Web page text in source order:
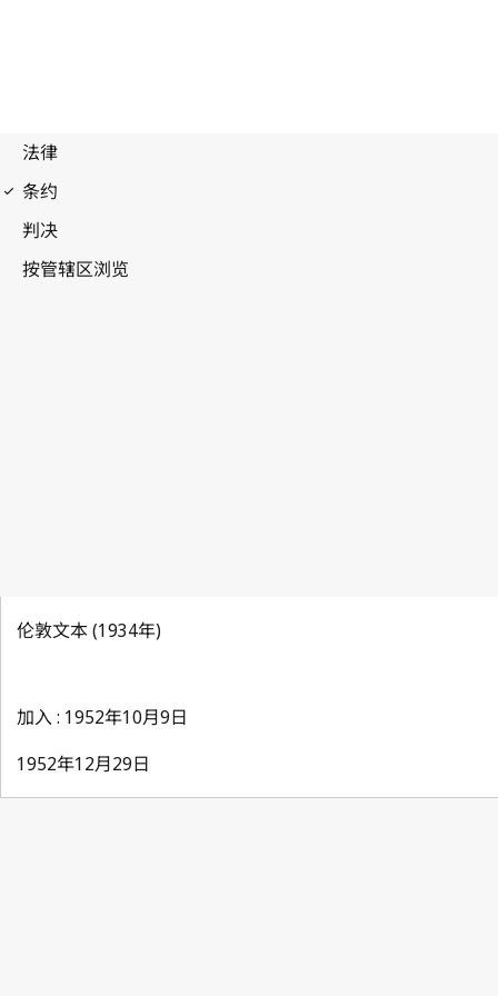
伦敦文本 (1934年)
加入 : 1952年10月9日
1952年12月29日